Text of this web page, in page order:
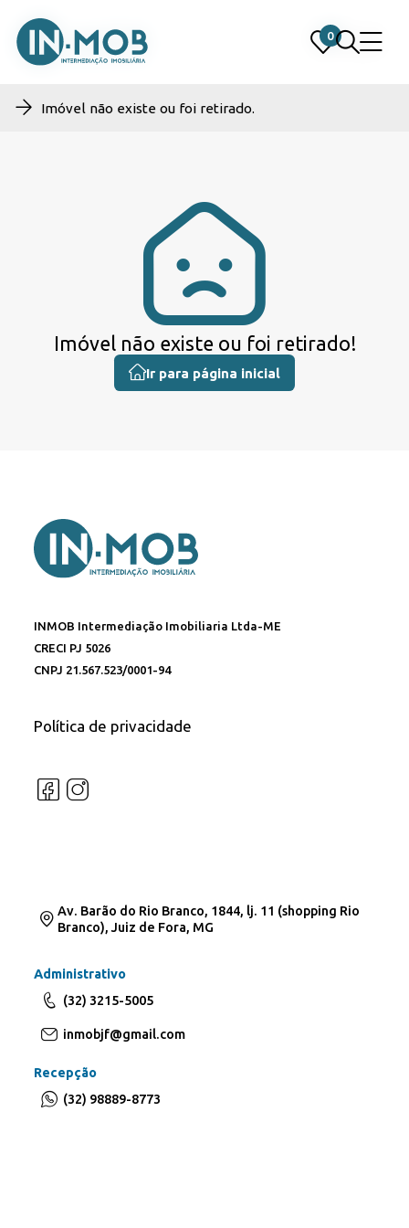
0
0
Imóvel não existe ou foi retirado.
Imóvel não existe ou foi retirado!
Ir para página inicial
INMOB Intermediação Imobiliaria Ltda-ME
CRECI PJ 5026
CNPJ 21.567.523/0001-94
Política de privacidade
Av. Barão do Rio Branco, 1844, lj. 11 (shopping Rio
Branco), Juiz de Fora, MG
Administrativo
(32) 3215-5005
inmobjf@gmail.com
Recepção
(32) 98889-8773